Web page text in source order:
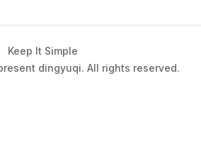
Keep It Simple
dingyuqi. All rights reserved.